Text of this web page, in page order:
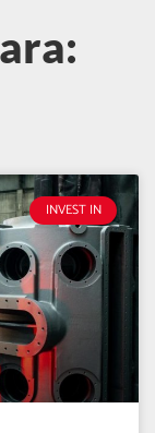
INVEST IN